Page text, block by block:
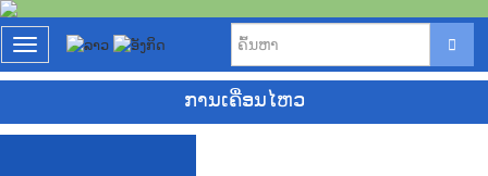
T
o
l
ການເຄື່ອນໄຫວ